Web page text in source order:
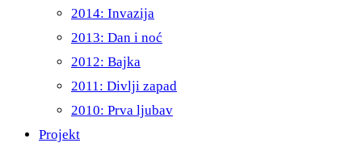
2014: Invazija
2013: Dan i noć
2012: Bajka
2011: Divlji zapad
2010: Prva ljubav
Projekt